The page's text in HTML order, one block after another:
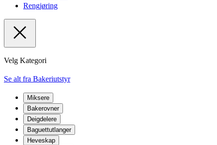
Rengjøring
Velg Kategori
Se alt fra Bakeriutstyr
Miksere
Bakerovner
Deigdelere
Baguettutlanger
Heveskap